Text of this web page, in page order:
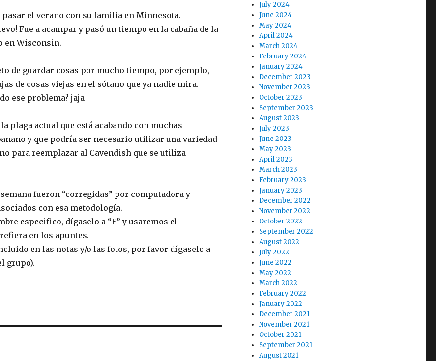
pasar el verano con su familia en Minnesota.
Fue a acampar y pasó un tiempo en la cabaña de la
en Wisconsin.
de guardar cosas por mucho tiempo, por ejemplo,
de cosas viejas en el sótano que ya nadie mira.
ese problema? jaja
plaga actual que está acabando con muchas
y que podría ser necesario utilizar una variedad
para reemplazar al Cavendish que se utiliza
fueron “corregidas” por computadora y
con esa metodología.
especifico, dígaselo a “E” y usaremos el
en los apuntes.
en las notas y/o las fotos, por favor dígaselo a
grupo).
July 2024
June 2024
May 2024
April 2024
March 2024
February 2024
January 2024
December 2023
November 2023
October 2023
September 2023
August 2023
July 2023
June 2023
May 2023
April 2023
March 2023
February 2023
January 2023
December 2022
November 2022
October 2022
September 2022
August 2022
July 2022
June 2022
May 2022
March 2022
February 2022
January 2022
December 2021
November 2021
October 2021
September 2021
August 2021